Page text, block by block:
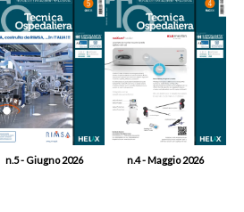
n.5 - Giugno 2026 n.4 - Maggio 2026